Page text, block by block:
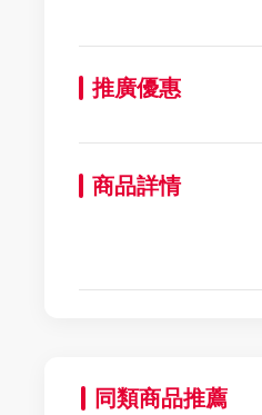
推廣優惠
商品詳情
同類商品推薦